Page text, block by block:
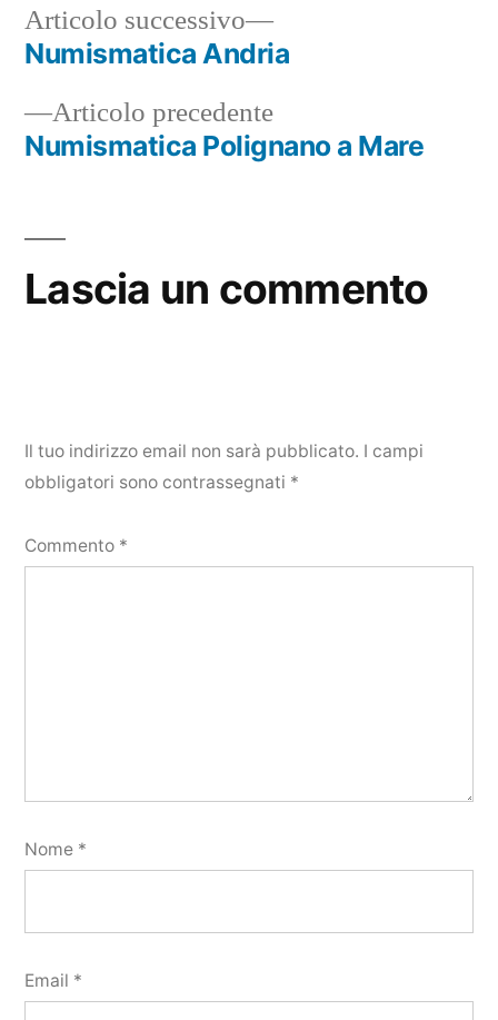
Navigazione
articoli
Articolo precedenteArticolo
precedente:
Numismatica Polignano a Mare
Articolo successivo
Articolo
successivo:
Numismatica Andria
Lascia un commento
Il tuo indirizzo email non sarà pubblicato. I campi
obbligatori sono contrassegnati *
Commento *
Nome *
Email *